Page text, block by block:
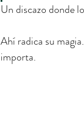
Un discazo donde
Ahí radica su
importa.